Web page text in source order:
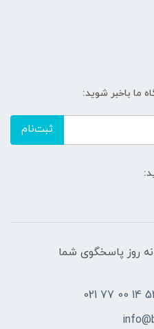
ما باخبر شوید:
ثبت‌نام
ساعت شبانه‌ روز پاسخگوی شما